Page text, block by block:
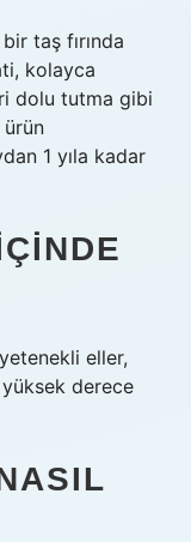
taş fırında
kolayca
dolu tutma gibi
1 yıla kadar
eller,
derece